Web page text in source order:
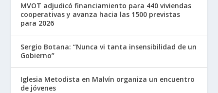
MVOT adjudicó financiamiento para 440 viviendas
cooperativas y avanza hacia las 1500 previstas
para 2026
Sergio Botana: “Nunca vi tanta insensibilidad de un
Gobierno”
Iglesia Metodista en Malvín organiza un encuentro
de jóvenes